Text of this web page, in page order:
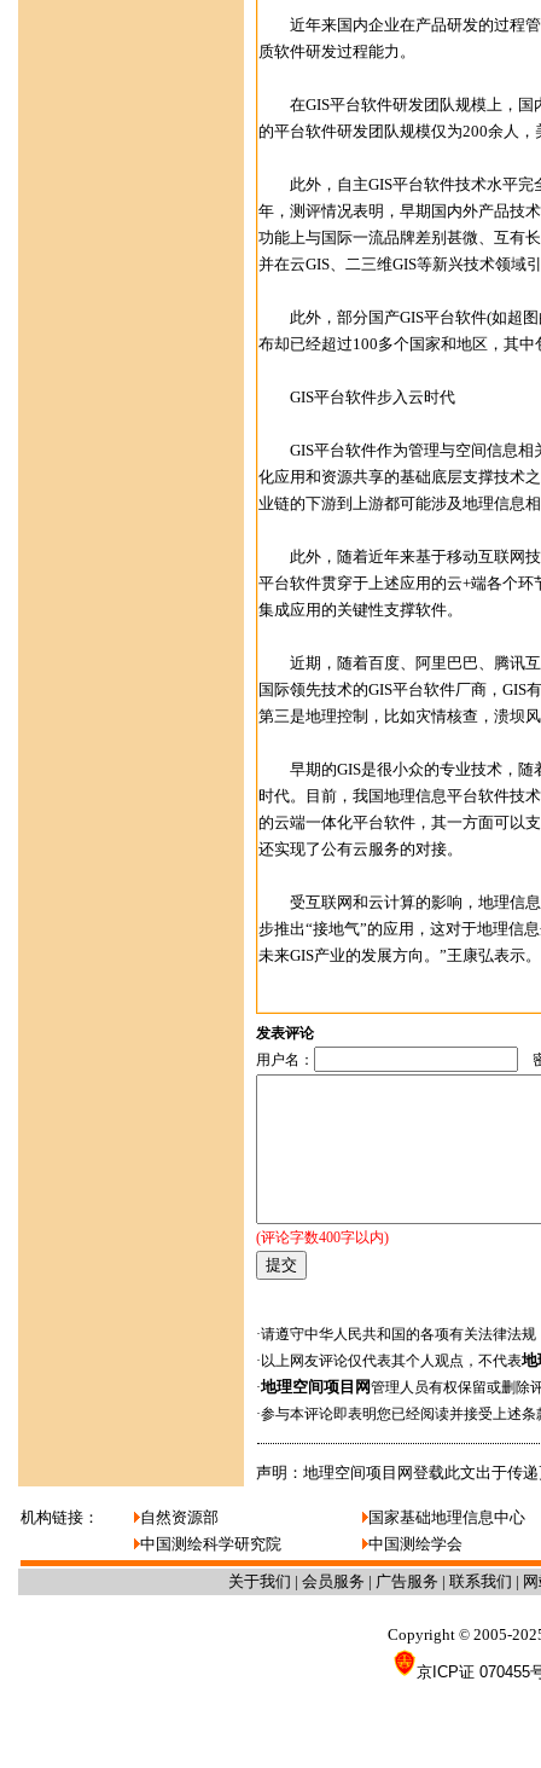
近年来国内企业在产品研发的过程管
质软件研发过程能力。
在GIS平台软件研发团队规模上，国
的平台软件研发团队规模仅为200余人
此外，自主GIS平台软件技术水平完
年，测评情况表明，早期国内外产品技
功能上与国际一流品牌差别甚微、互有
并在云GIS、二三维GIS等新兴技术领域
此外，部分国产GIS平台软件(如超图
布却已经超过100多个国家和地区，其
GIS平台软件步入云时代
GIS平台软件作为管理与空间信息相
化应用和资源共享的基础底层支撑技术
业链的下游到上游都可能涉及地理信息
此外，随着近年来基于移动互联网技
平台软件贯穿于上述应用的云+端各个
集成应用的关键性支撑软件。
近期，随着百度、阿里巴巴、腾讯互
国际领先技术的GIS平台软件厂商，
第三是地理控制，比如灾情核查，溃坝
早期的GIS是很小众的专业技术，随
时代。目前，我国地理信息平台软件技
的云端一体化平台软件，其一方面可以
还实现了公有云服务的对接。
受互联网和云计算的影响，地理信息
步推出“接地气”的应用，这对于地理信
未来GIS产业的发展方向。”王康弘表示。
发表评论
用户名：
(评论字数400字以内)
·请遵守中华人民共和国的各项有关法律法规
·以上网友评论仅代表其个人观点，不代表地
·地理空间项目网管理人员有权保留或删除
·参与本评论即表明您已经阅读并接受上述条
声明：地理空间项目网登载此文出于传
机构链接： 自然资源部
国家基础地理信息中心
中国测绘科学研究院
中国测绘学会
关于我们 | 会员服务 | 广告服务 | 联系我们 |
Copyright © 2005-
京ICP证 070455